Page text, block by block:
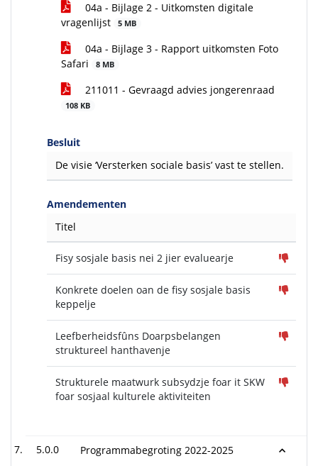
04a - Bijlage 2 - Uitkomsten digitale
vragenlijst
5 MB
04a - Bijlage 3 - Rapport uitkomsten Foto
Safari
8 MB
211011 - Gevraagd advies jongerenraad
108 KB
Besluit
De visie ‘Versterken sociale basis’ vast te stellen.
Amendementen
Titel
Fisy sosjale basis nei 2 jier evaluearje
Konkrete doelen oan de fisy sosjale basis
keppelje
Leefberheidsfûns Doarpsbelangen
struktureel hanthavenje
Strukturele maatwurk subsydzje foar it SKW
foar sosjaal kulturele aktiviteiten
5.0.0 Programmabegroting 2022-2025